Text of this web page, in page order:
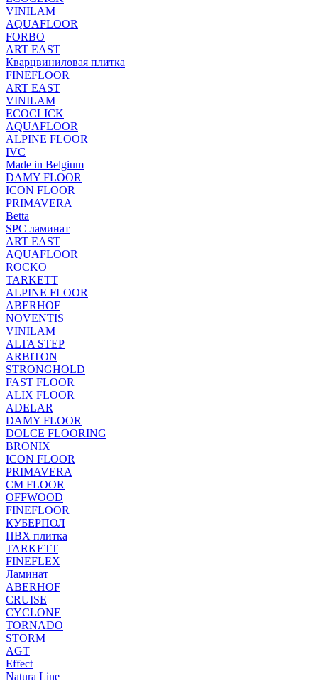
VINILAM
AQUAFLOOR
FORBO
ART EAST
Кварцвиниловая плитка
FINEFLOOR
ART EAST
VINILAM
ECOCLICK
AQUAFLOOR
ALPINE FLOOR
IVC
Made in Belgium
DAMY FLOOR
ICON FLOOR
PRIMAVERA
Betta
SPC ламинат
ART EAST
AQUAFLOOR
ROCKO
TARKETT
ALPINE FLOOR
ABERHOF
NOVENTIS
VINILAM
ALTA STEP
ARBITON
STRONGHOLD
FAST FLOOR
ALIX FLOOR
ADELAR
DAMY FLOOR
DOLCE FLOORING
BRONIX
ICON FLOOR
PRIMAVERA
CM FLOOR
OFFWOOD
FINEFLOOR
КУБЕРПОЛ
ПВХ плитка
TARKETT
FINEFLEX
Ламинат
ABERHOF
CRUISE
CYCLONE
TORNADO
STORM
AGT
Effect
Natura Line